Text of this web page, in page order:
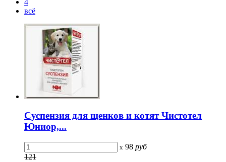
всё
Суспензия для щенков и котят Чистотел
Юниор,...
x 98 руб
121